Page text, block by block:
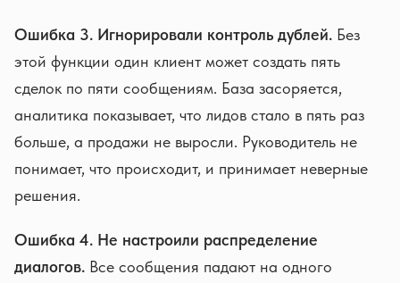
Ошибка 3. Игнорировали контроль дублей. Без
этой функции один клиент может создать пять
сделок по пяти сообщениям. База засоряется,
аналитика показывает, что лидов стало в пять раз
больше, а продажи не выросли. Руководитель не
понимает, что происходит, и принимает неверные
решения.
Ошибка 4. Не настроили распределение
диалогов. Все сообщения падают на одного